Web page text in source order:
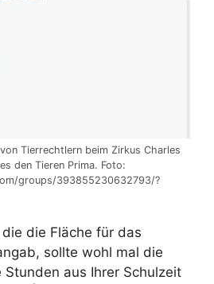
Tierrechtlern beim Zirkus Charles
den Tieren Prima. Foto:
groups/393855230632793/?
die Fläche für das
sollte wohl mal die
aus Ihrer Schulzeit